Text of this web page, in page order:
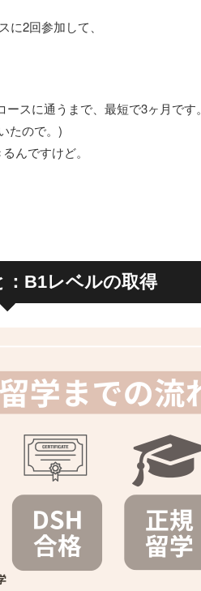
2回参加して、
スに通うまで、最短で3ヶ月です。
たので。)
んですけど。
B1レベルの取得